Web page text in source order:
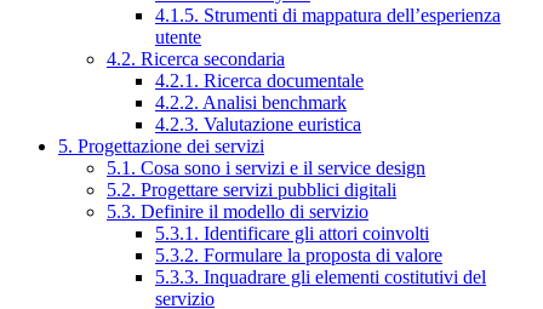
4.1.5. Strumenti di mappatura dell’esperienza
utente
4.2. Ricerca secondaria
4.2.1. Ricerca documentale
4.2.2. Analisi benchmark
4.2.3. Valutazione euristica
5. Progettazione dei servizi
5.1. Cosa sono i servizi e il service design
5.2. Progettare servizi pubblici digitali
5.3. Definire il modello di servizio
5.3.1. Identificare gli attori coinvolti
5.3.2. Formulare la proposta di valore
5.3.3. Inquadrare gli elementi costitutivi del
servizio